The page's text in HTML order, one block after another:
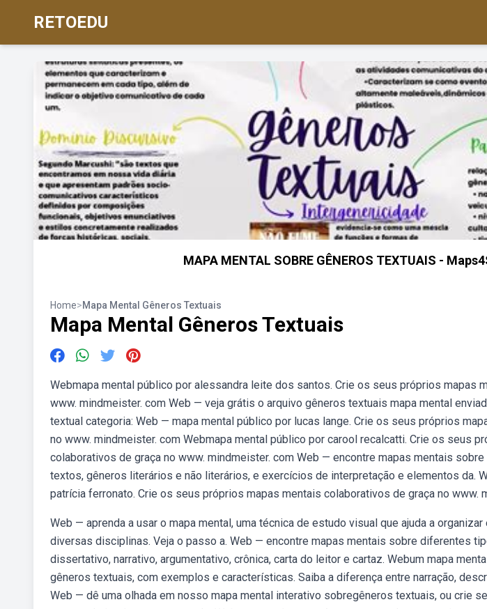
RETOEDU
MAPA MENTAL SOBRE GÊNEROS TEXTUAIS -
Home>Mapa Mental Gêneros Textuais
Mapa Mental Gêneros Textuais
Webmapa mental público por alessandra leite dos santos. Crie os seus próprios mapas
www. mindmeister. com Web — veja grátis o arquivo gêneros textuais mapa mental
textual categoria: Web — mapa mental público por lucas lange. Crie os seus próprios
no www. mindmeister. com Webmapa mental público por carool recalcatti. Crie os seus
colaborativos de graça no www. mindmeister. com Web — encontre mapas mentais
textos, gêneros literários e não literários, e exercícios de interpretação e elementos da.
patrícia ferronato. Crie os seus próprios mapas mentais colaborativos de graça no www.
Web — aprenda a usar o mapa mental, uma técnica de estudo visual que ajuda a
diversas disciplinas. Veja o passo a. Web — encontre mapas mentais sobre diferentes
dissertativo, narrativo, argumentativo, crônica, carta do leitor e cartaz. Webum mapa
gêneros textuais, com exemplos e características. Saiba a diferença entre narração,
Web — dê uma olhada em nosso mapa mental interativo sobregêneros textuais, ou crie